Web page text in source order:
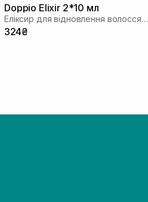
Doppio Elixir 2*10 мл
Еліксир для відновлення волосся з комплексом водоростей
324₴